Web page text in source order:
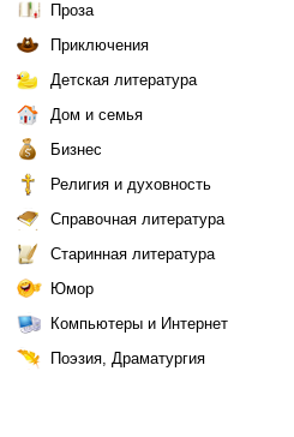
Проза
Приключения
Детская литература
Дом и семья
Бизнес
Религия и духовность
Справочная литература
Старинная литература
Юмор
Компьютеры и Интернет
Поэзия, Драматургия